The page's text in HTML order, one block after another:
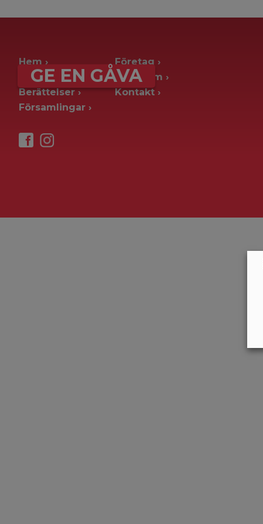
GE EN GÅVA
Hem
Ge en gåva
Berättelser
Församlingar
Företag
Pressrum
Kontakt